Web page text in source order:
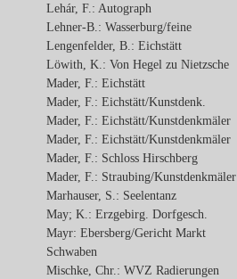
Lehár, F.: Autograph
Lehner-B.: Wasserburg/feine
Lengenfelder, B.: Eichstätt
Löwith, K.: Von Hegel zu Nietzsche
Mader, F.: Eichstätt
Mader, F.: Eichstätt/Kunstdenk.
Mader, F.: Eichstätt/Kunstdenkmäler
Mader, F.: Eichstätt/Kunstdenkmäler
Mader, F.: Schloss Hirschberg
Mader, F.: Straubing/Kunstdenkmäler
Marhauser, S.: Seelentanz
May; K.: Erzgebirg. Dorfgesch.
Mayr: Ebersberg/Gericht Markt
Schwaben
Mischke, Chr.: WVZ Radierungen